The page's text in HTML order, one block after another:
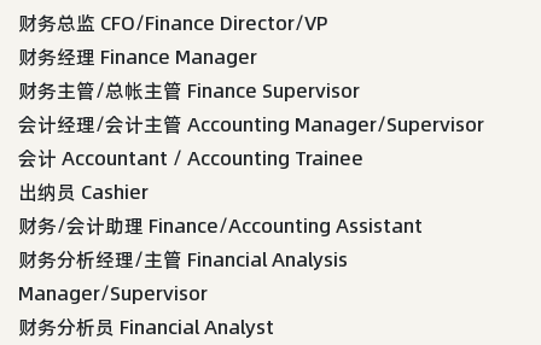
财务总监 CFO/Finance Director/VP
财务经理 Finance Manager
财务主管/总帐主管 Finance Supervisor
会计经理/会计主管 Accounting Manager/Supervisor
会计 Accountant / Accounting Trainee
出纳员 Cashier
财务/会计助理 Finance/Accounting Assistant
财务分析经理/主管 Financial Analysis
Manager/Supervisor
财务分析员 Financial Analyst